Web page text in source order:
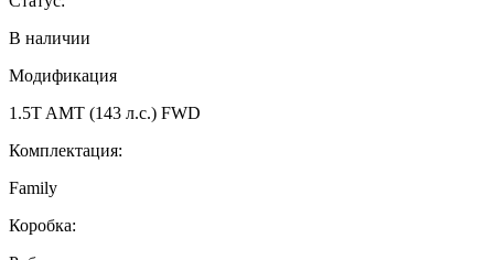
В наличии
Модификация
1.5T AMT (143 л.с.) FWD
Комплектация:
Family
Коробка: